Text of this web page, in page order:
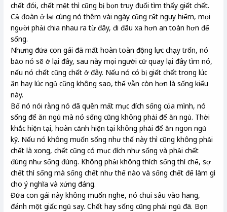
chết đói, chết mệt thì cũng bị bọn truy đuổi tìm thấy giết chết.
Cả đoàn ở lại cùng nó thêm vài ngày cũng rất nguy hiểm, mọi
người phải chia nhau ra từ đây, đi đâu xa hơn an toàn hơn để
sống.
Nhưng đứa con gái đã mất hoàn toàn động lực chạy trốn, nó
bảo nó sẽ ở lại đây, sau này mọi người cứ quay lại đây tìm nó,
nếu nó chết cũng chết ở đây. Nếu nó có bị giết chết trong lúc
ăn hay lúc ngủ cũng không sao, thế vẫn còn hơn là sống kiểu
này.
Bố nó nói rằng nó đã quên mất mục đích sống của mình, nó
sống để ăn ngủ mà nó sống cũng không phải để ăn ngủ. Thời
khắc hiện tại, hoàn cảnh hiện tại không phải để ăn ngon ngủ
kỹ. Nếu nó không muốn sống như thế này thì cũng không phải
chết là xong, chết cũng có mục đích như sống và phải chết
đúng như sống đúng. Không phải không thích sống thì chế, sợ
chết thì sống mà sống chết như thế nào và sống chết để làm gì
cho ý nghĩa và xứng đáng.
Đứa con gái này không muốn nghe, nó chui sâu vào hang,
đánh một giấc ngủ say. Chết hay sống cũng phải ngủ đã. Bọn